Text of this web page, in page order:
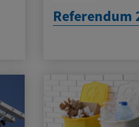
Referendum